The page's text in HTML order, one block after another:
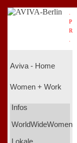
P
R
Aviva - Home
Women + Work
Infos
WorldWideWomen
Lokale